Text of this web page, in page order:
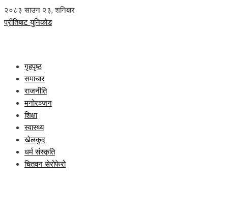
२०८३ साउन २३, शनिबार
प्रीतिबाट युनिकोड
गृहपृष्ठ
समाचार
राजनीति
मनोरञ्जन
शिक्षा
स्वास्थ्य
खेलकुद
धर्म संस्कृति
चितवन सेरोफेरो